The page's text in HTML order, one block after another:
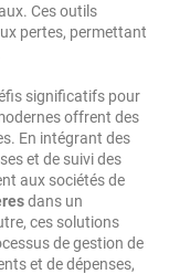
Ces outils
pertes, permettant
significatifs pour
offrent des
En intégrant des
et de suivi des
aux sociétés de
dans un
ces solutions
de gestion de
et de dépenses,